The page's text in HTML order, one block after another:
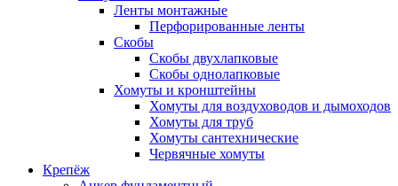
Ленты монтажные
Перфорированные ленты
Скобы
Скобы двухлапковые
Скобы однолапковые
Хомуты и кронштейны
Хомуты для воздуховодов и дымоходов
Хомуты для труб
Хомуты сантехнические
Червячные хомуты
Крепёж